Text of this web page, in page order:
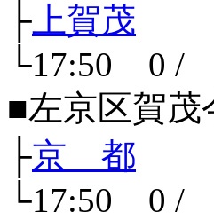
├ 上賀茂
└17:50 0 /
■左京区賀茂
├京 都
└17:50 0 /